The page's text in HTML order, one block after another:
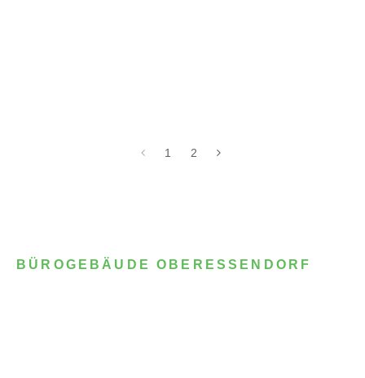
1 2
BÜROGEBÄUDE OBERESSENDORF